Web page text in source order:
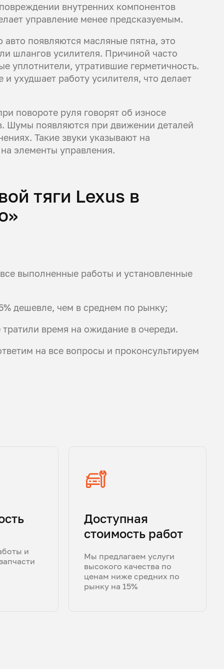
внутренних компонентов
управление менее предсказуемым.
авто появляются масляные пятна, это
шлангов усилителя. Причиной часто
уплотнители, утратившие герметичность.
ухудшает работу усилителя, что делает
повороте руля говорят об износе
Шумы появляются при движении деталей
Такие звуки указывают на
элементы управления.
тяги Lexus в
выполненные работы и установленные
дешевле, чем в среднем по рынку;
время на ожидание в очереди.
на все вопросы и проконсультируем
и
Доступная
стоимость работ
Мы предлагаем услуги
высокого качества по
ценам ниже средних по
рынку на 15%